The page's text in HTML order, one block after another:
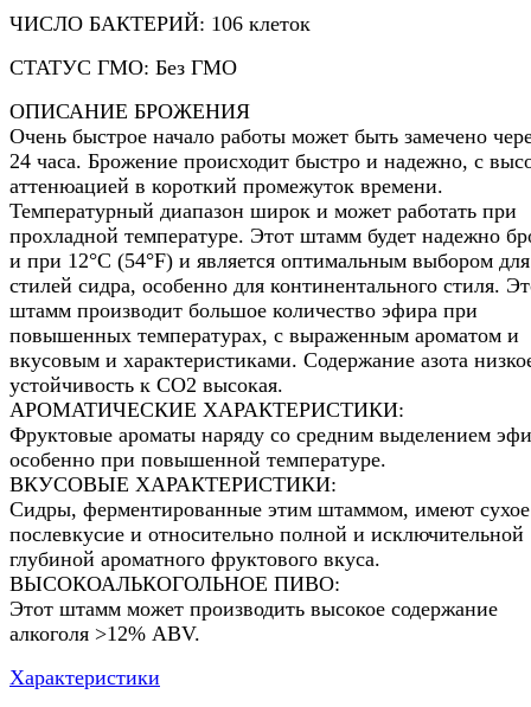
ЧИСЛО БАКТЕРИЙ: 106 клеток
СТАТУС ГМО: Без ГМО
ОПИСАНИЕ БРОЖЕНИЯ
Очень быстрое начало работы может быть замечено
24 часа. Брожение происходит быстро и надежно, с
аттенюацией в короткий промежуток времени.
Температурный диапазон широк и может работать при
прохладной температуре. Этот штамм будет надежно
и при 12°C (54°F) и является оптимальным выбором
стилей сидра, особенно для континентального стиля.
штамм производит большое количество эфира при
повышенных температурах, с выраженным ароматом и
вкусовым и характеристиками. Содержание азота
устойчивость к СO2 высокая.
АРОМАТИЧЕСКИЕ ХАРАКТЕРИСТИКИ:
Фруктовые ароматы наряду со средним выделением
особенно при повышенной температуре.
ВКУСОВЫЕ ХАРАКТЕРИСТИКИ:
Сидры, ферментированные этим штаммом, имеют сухое
послевкусие и относительно полной и исключительной
глубиной ароматного фруктового вкуса.
ВЫСОКОАЛЬКОГОЛЬНОЕ ПИВО:
Этот штамм может производить высокое содержание
алкоголя >12% ABV.
Характеристики